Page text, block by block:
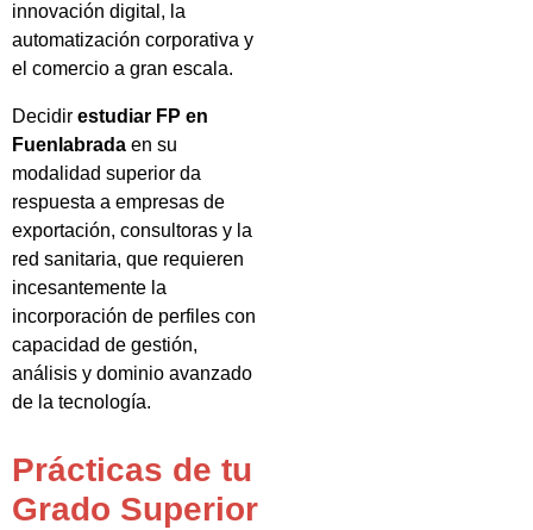
innovación digital, la
automatización corporativa y
el comercio a gran escala.
Decidir estudiar FP en
Fuenlabrada en su
modalidad superior da
respuesta a empresas de
exportación, consultoras y la
red sanitaria, que requieren
incesantemente la
incorporación de perfiles con
capacidad de gestión,
análisis y dominio avanzado
de la tecnología.
Prácticas de tu
Grado Superior